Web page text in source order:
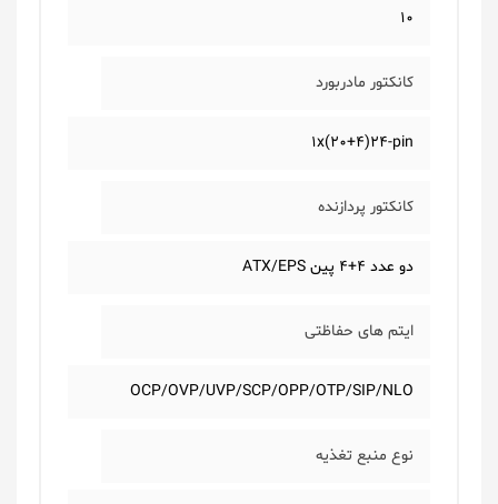
10
کانکتور مادربورد
1x(20+4)24-pin
کانکتور پردازنده
دو عدد 4+4 پین ATX/EPS
ایتم های حفاظتی
OCP/OVP/UVP/SCP/OPP/OTP/SIP/NLO
نوع منبع تغذیه